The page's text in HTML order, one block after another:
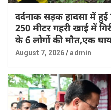
दर्दनाक सड़क हादसा में हुई
250 मीटर गहरी खाई में
के 6 लोगों की मौत,एक
August 7, 2026 admin